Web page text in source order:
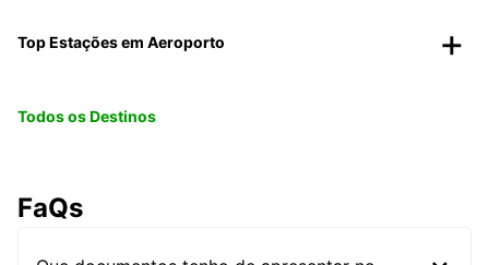
Top Estações em Aeroporto
Todos os Destinos
FaQs